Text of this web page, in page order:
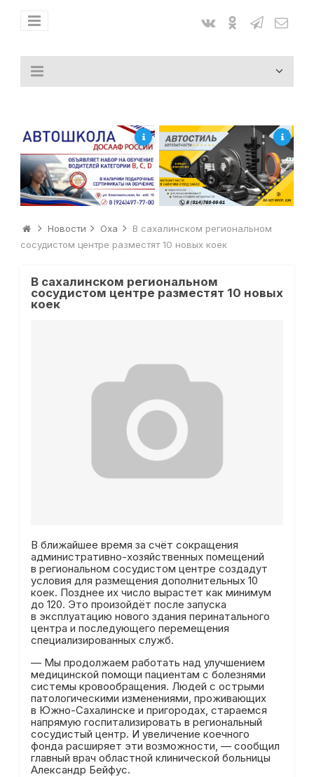
Новости Оха
В сахалинском региональном
сосудистом центре разместят 10 новых коек
В сахалинском региональном
сосудистом центре разместят 10 новых
коек
В ближайшее время за счёт сокращения
административно-хозяйственных помещений
в региональном сосудистом центре создадут
условия для размещения дополнительных 10
коек. Позднее их число вырастет как минимум
до 120. Это произойдёт после запуска
в эксплуатацию нового здания перинатального
центра и последующего перемещения
специализированных служб.
— Мы продолжаем работать над улучшением
медицинской помощи пациентам с болезнями
системы кровообращения. Людей с острыми
патологическими изменениями, проживающих
в Южно-Сахалинске и пригородах, стараемся
напрямую госпитализировать в региональный
сосудистый центр. И увеличение коечного
фонда расширяет эти возможности, — сообщил
главный врач областной клинической больницы
Александр Бейфус.